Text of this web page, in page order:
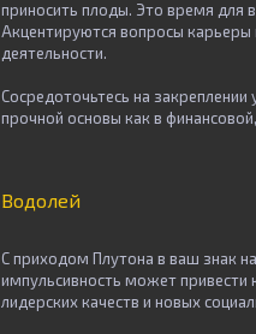
приносить плоды. Это время для
Акцентируются вопросы
деятельности.
Сосредоточьтесь на
прочной основы как в
Водолей
С приходом Плутона в ваш знак
импульсивность может привести
лидерских качеств и новых